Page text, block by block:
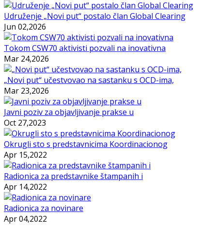
Udruženje „Novi put“ postalo član Global Clearing
Jun 02,2026
Tokom CSW70 aktivisti pozvali na inovativna
Mar 24,2026
„Novi put“ učestvovao na sastanku s OCD-ima,
Mar 23,2026
Javni poziv za objavljivanje prakse u
Oct 27,2023
Okrugli sto s predstavnicima Koordinacionog
Apr 15,2022
Radionica za predstavnike štampanih i
Apr 14,2022
Radionica za novinare
Apr 04,2022